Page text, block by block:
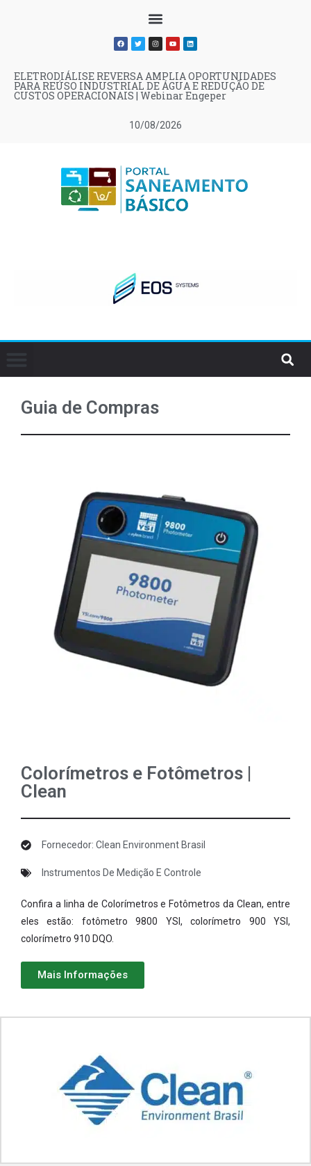
10/08/2026
ELETRODIÁLISE REVERSA AMPLIA OPORTUNIDADES
PARA REÚSO INDUSTRIAL DE ÁGUA E REDUÇÃO DE
CUSTOS OPERACIONAIS | Webinar Engeper
Guia de Compras
Colorímetros e Fotômetros |
Clean
Fornecedor: Clean Environment Brasil
Instrumentos De Medição E Controle
Confira a linha de Colorímetros e Fotômetros da Clean, entre
eles estão: fotômetro 9800 YSI, colorímetro 900 YSI,
colorímetro 910 DQO.
Mais Informações